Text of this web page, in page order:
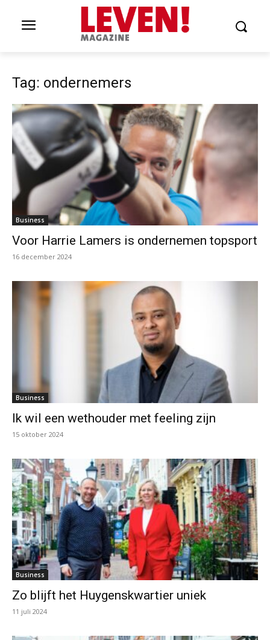
Tag: ondernemers
Business
Voor Harrie Lamers is ondernemen topsport
16 december 2024
Business
Ik wil een wethouder met feeling zijn
15 oktober 2024
Business
Zo blijft het Huygenskwartier uniek
11 juli 2024